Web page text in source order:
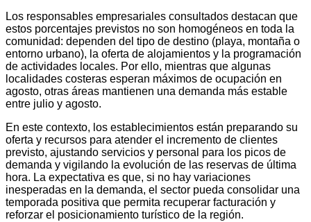
Los responsables empresariales consultados destacan que
estos porcentajes previstos no son homogéneos en toda la
comunidad: dependen del tipo de destino (playa, montaña o
entorno urbano), la oferta de alojamientos y la programación
de actividades locales. Por ello, mientras que algunas
localidades costeras esperan máximos de ocupación en
agosto, otras áreas mantienen una demanda más estable
entre julio y agosto.
En este contexto, los establecimientos están preparando su
oferta y recursos para atender el incremento de clientes
previsto, ajustando servicios y personal para los picos de
demanda y vigilando la evolución de las reservas de última
hora. La expectativa es que, si no hay variaciones
inesperadas en la demanda, el sector pueda consolidar una
temporada positiva que permita recuperar facturación y
reforzar el posicionamiento turístico de la región.